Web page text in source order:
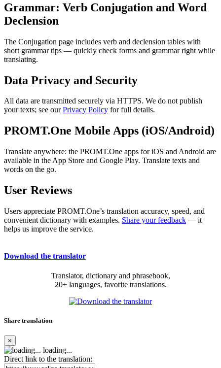
Grammar: Verb Conjugation and Word
Declension
The Conjugation page includes verb and declension tables with
short grammar tips — quickly check forms and grammar right while
translating.
Data Privacy and Security
All data are transmitted securely via HTTPS. We do not publish
your texts; see ourPrivacy Policy for full details.
PROMT.One Mobile Apps (iOS/Android)
Translate anywhere: the PROMT.One apps for iOS and Android are
available in the App Store and Google Play. Translate texts and
words on the go.
User Reviews
Users appreciate PROMT.One’s translation accuracy, speed, and
convenient dictionary with examples. Share your feedback — it
helps us improve the service.
Download the translator
Translator, dictionary and phrasebook,
20+ languages, favorite translations.
Share translation
×
loading...
Direct link to the translation: